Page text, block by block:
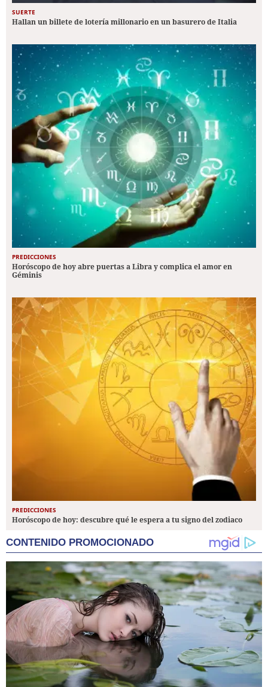
SUERTE
Hallan un billete de lotería millonario en un basurero de Italia
PREDICCIONES
Horóscopo de hoy abre puertas a Libra y complica el amor en
Géminis
PREDICCIONES
Horóscopo de hoy: descubre qué le espera a tu signo del zodiaco
CONTENIDO PROMOCIONADO